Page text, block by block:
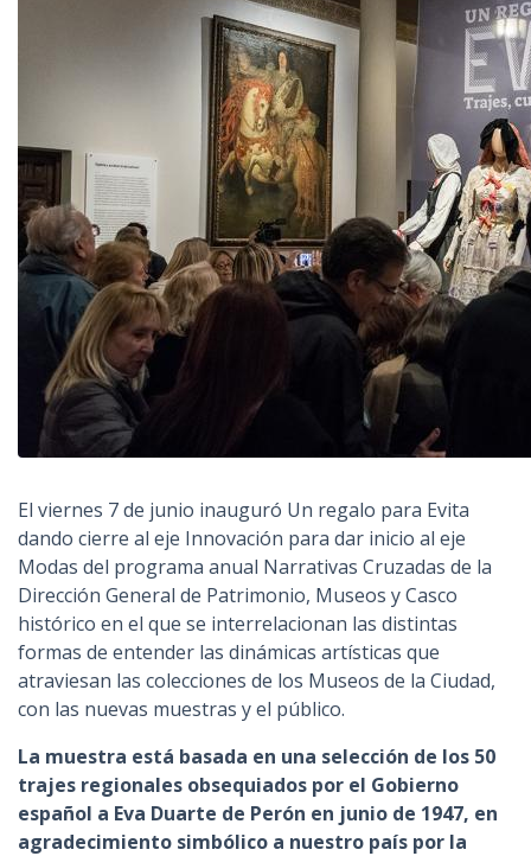
El viernes 7 de junio inauguró Un regalo para Evita
dando cierre al eje Innovación para dar inicio al eje
Modas del programa anual Narrativas Cruzadas de la
Dirección General de Patrimonio, Museos y Casco
histórico en el que se interrelacionan las distintas
formas de entender las dinámicas artísticas que
atraviesan las colecciones de los Museos de la Ciudad,
con las nuevas muestras y el público.
La muestra está basada en una selección de los 50
trajes regionales obsequiados por el Gobierno
español a Eva Duarte de Perón en junio de 1947, en
agradecimiento simbólico a nuestro país por la